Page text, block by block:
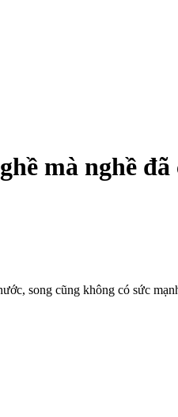
mà nghề
song cũng không có sức